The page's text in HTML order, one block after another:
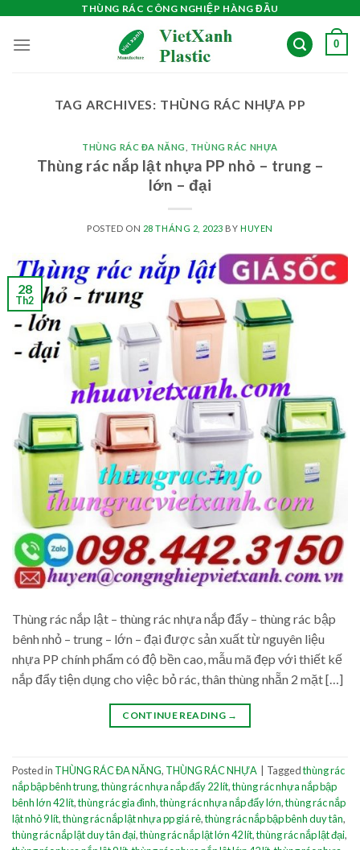
content
THÙNG RÁC CÔNG NGHIỆP HÀNG ĐẦU
0
TAG ARCHIVES: THÙNG RÁC NHỰA PP
THÙNG RÁC ĐA NĂNG THÙNG RÁC NHỰA
Thùng rác nắp lật nhựa PP nhỏ – trung –
lớn – đại
POSTED ON 28 THÁNG 2, 2023 BY HUYEN
28
Th2
Thùng rác nắp lật – thùng rác nhựa nắp đẩy – thùng rác bập
bênh nhỏ – trung – lớn – đại được sản xuất từ nguyên liệu
nhựa PP chính phẩm có độ bền cao, mẫu mã đẹp với thiết kế
nắp đẩy tiện dụng cho việc bỏ rác, thân thùng nhẵn 2 mặt […]
CONTINUE READING →
Posted in THÙNG RÁC ĐA NĂNG, THÙNG RÁC NHỰA Taggedthùng rác
nắp bập bênh trung,thùng rác nhựa nắp đẩy 22 lít,thùng rác nhựa nắp bập
bênh lớn 42 lít,thùng rác gia đình,thùng rác nhựa nắp đẩy lớn,thùng rác nắp
lật nhỏ 9 lít,thùng rác nắp lật nhựa pp giá rẻ,thùng rác nắp bập bênh duy tân,
thùng rác nắp lật duy tân đại,thùng rác nắp lật lớn 42 lít,thùng rác nắp lật đại,